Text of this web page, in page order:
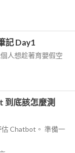
記 Day1
人想趁著育嬰假空
到底該怎麼測
Chatbot。 準備一